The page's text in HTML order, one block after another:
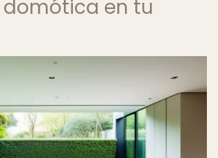
domótica en tu